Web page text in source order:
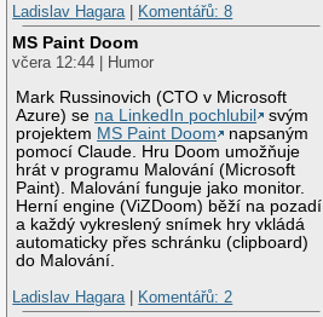
Ladislav Hagara
Komentářů: 8
MS Paint Doom
včera 12:44 | Humor
Mark Russinovich (CTO v Microsoft
Azure) se na LinkedIn pochlubil
svým
projektem MS Paint Doom
napsaným
pomocí Claude. Hru Doom umožňuje
hrát v programu Malování (Microsoft
Paint). Malování funguje jako monitor.
Herní engine (ViZDoom) běží na pozadí
a každý vykreslený snímek hry vkládá
automaticky přes schránku (clipboard)
do Malování.
Ladislav Hagara
Komentářů: 2